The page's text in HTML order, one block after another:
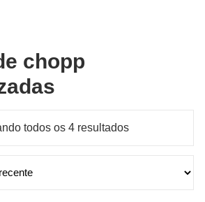
chopp
todos os 4 resultadosClassificado